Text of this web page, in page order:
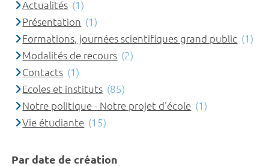
Actualités (1)
Présentation (1)
Formations, journées scientifiques grand public (1)
Modalités de recours (2)
Contacts (1)
Ecoles et instituts (85)
Notre politique - Notre projet d'école (1)
Vie étudiante (15)
Par date de création